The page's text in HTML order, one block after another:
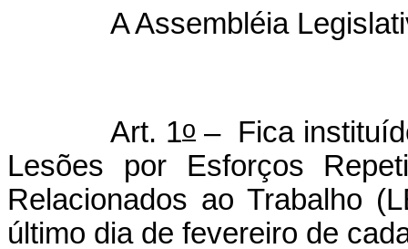
A Assembléia
Art. 1o – Fica
Lesões por Esforços
Relacionados ao Trabalho
último dia de fevereiro de